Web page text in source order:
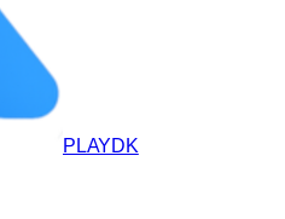
PLAYDK